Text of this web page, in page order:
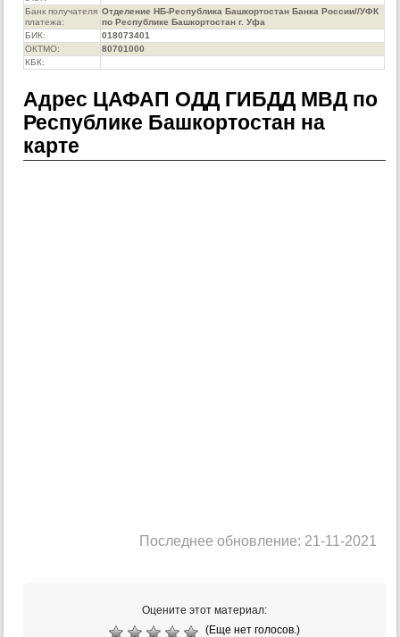
Банк получателя
платежа:
Отделение НБ-Республика Башкортостан Банка России//УФК
по Республике Башкортостан г. Уфа
БИК:
018073401
ОКТМО:
80701000
КБК:
Адрес ЦАФАП ОДД ГИБДД МВД по
Республике Башкортостан на
карте
Последнее обновление: 21-11-2021
Оцените этот материал:
(Еще нет голосов.)